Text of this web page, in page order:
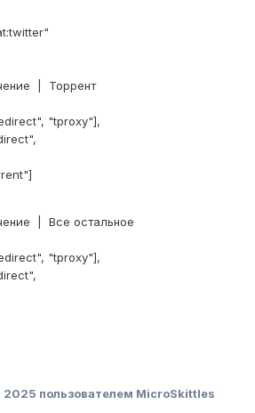
| Торрент
"tproxy"],
| Все остальное
"tproxy"],
2025 пользователем MicroSkittles